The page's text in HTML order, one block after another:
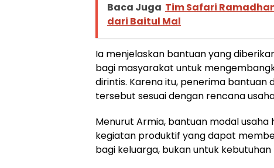
Baca Juga Tim Safari
dari Baitul Mal
Ia menjelaskan bantuan yang
bagi masyarakat untuk
dirintis. Karena itu, penerima bantuan
tersebut sesuai dengan rencana
Menurut Armia, bantuan modal
kegiatan produktif yang dapat
bagi keluarga, bukan untuk kebutuhan